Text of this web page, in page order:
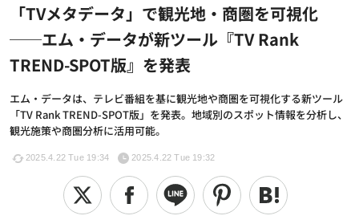
「TVメタデータ」で観光地・商圏を可視化
──エム・データが新ツール『TV Rank
TREND-SPOT版』を発表
エム・データは、テレビ番組を基に観光地や商圏を可視化する新ツール
「TV Rank TREND-SPOT版」を発表。地域別のスポット情報を分析し、
観光施策や商圏分析に活用可能。
2025.4.22 Tue 19:34 2025.4.22 Tue 19:32